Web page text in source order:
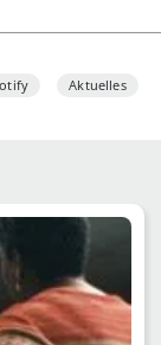
Aktuelles